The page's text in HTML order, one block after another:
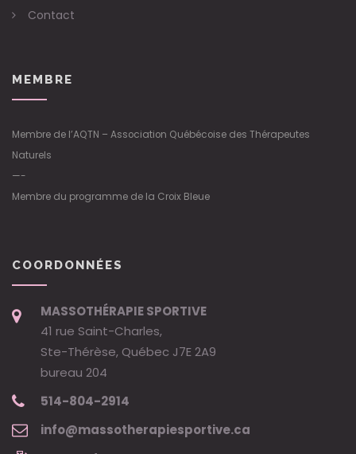
Contact
MEMBRE
Membre de l’AQTN – Association Québécoise des Thérapeutes
Naturels
—-
Membre du programme de la Croix Bleue
COORDONNÉES
MASSOTHÉRAPIE SPORTIVE
41 rue Saint-Charles,
Ste-Thérèse, Québec J7E 2A9
bureau 204
514-804-2914
info@massotherapiesportive.ca